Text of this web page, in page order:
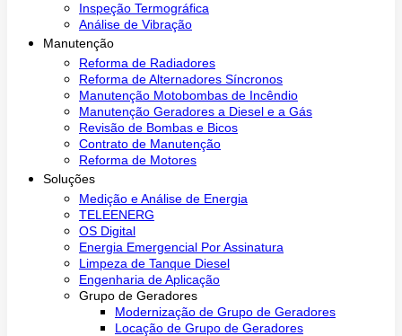
Inspeção Termográfica
Análise de Vibração
Manutenção
Reforma de Radiadores
Reforma de Alternadores Síncronos
Manutenção Motobombas de Incêndio
Manutenção Geradores a Diesel e a Gás
Revisão de Bombas e Bicos
Contrato de Manutenção
Reforma de Motores
Soluções
Medição e Análise de Energia
TELEENERG
OS Digital
Energia Emergencial Por Assinatura
Limpeza de Tanque Diesel
Engenharia de Aplicação
Grupo de Geradores
Modernização de Grupo de Geradores
Locação de Grupo de Geradores